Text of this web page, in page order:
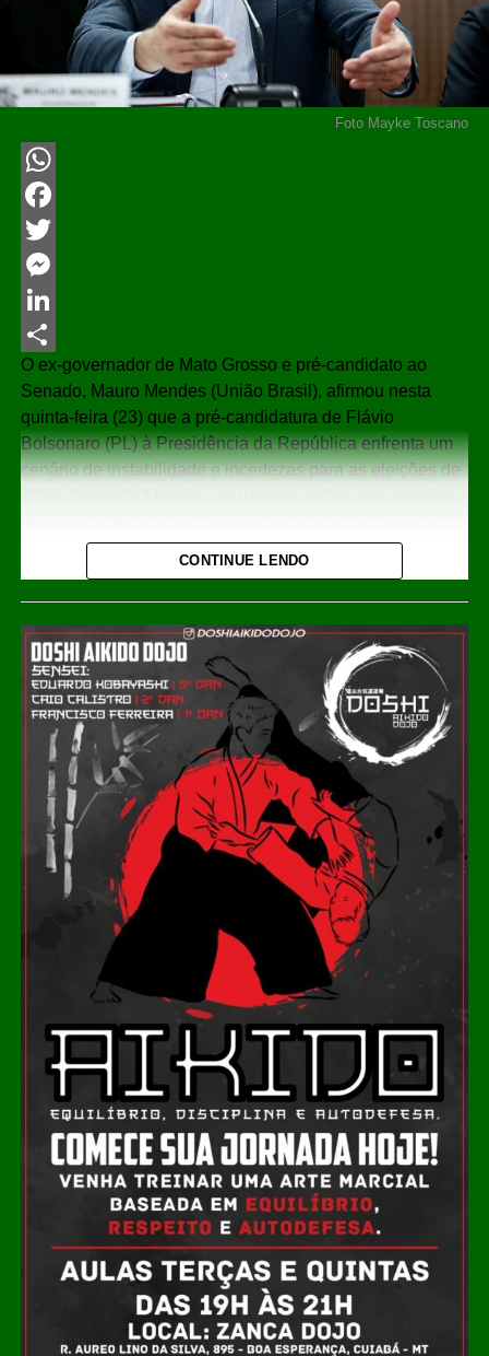
Foto Mayke Toscano
WhatsApp
Facebook
Twitter
Messenger
LinkedIn
Share
O ex-governador de Mato Grosso e pré-candidato ao
Senado, Mauro Mendes (União Brasil), afirmou nesta
quinta-feira (23) que a pré-candidatura de Flávio
Bolsonaro (PL) à Presidência da República enfrenta um
cenário de instabilidade e incertezas para as eleições de
projeto político da direita.
“muitos ruídos” nos bastidores envolvendo o nome de
Flávio Bolsonaro, escolhido pelo ex-presidente Jair
Bolsonaro (PL) para representar o grupo político na
corrida presidencial. “O cenário hoje ainda está muito
indefinido. Existem muitos rumores de eventual
desistência, muito fogo amigo e fogo inimigo”, declarou.
Apesar de avaliar negativamente a gestão do presidente
Luiz Inácio Lula da Silva (PT), Mauro Mendes disse que a
direita ainda enfrenta dificuldade para consolidar uma
liderança nacional. Para ele, a falta de um nome forte
aumenta a incerteza sobre a disputa de 2026. “Existe um
vácuo de grandes lideranças. O Flávio está tentando se
firmar, mas essa névoa de expectativa não é positiva”,
COMENTE ABAIXO:
WhatsApp
Facebook
Messenger
LinkedIn
Leia Também: Lei livra advogados de
pagarem custas no início de
CONTINUE LENDO